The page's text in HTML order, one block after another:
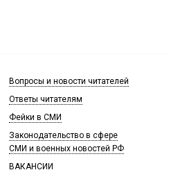
Вопросы и новости читателей
Ответы читателям
Фейки в СМИ
Законодательство в сфере
СМИ и военных новостей РФ
ВАКАНСИИ